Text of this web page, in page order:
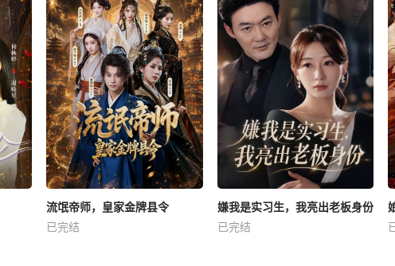
流氓帝师，皇家金牌县令
已完结
嫌我是实习生，我亮出老板身份
已完结